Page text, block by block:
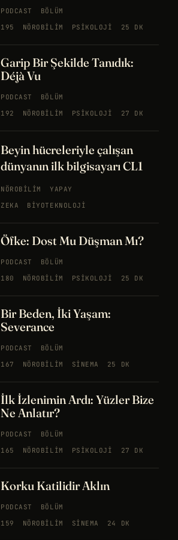
PODCAST
BÖLÜM
195
NÖROBILIM PSIKOLOJI 25 DK
Garip Bir Şekilde Tanıdık:
Déjà Vu
PODCAST
BÖLÜM
192
NÖROBILIM PSIKOLOJI 27 DK
Beyin hücreleriyle çalışan
dünyanın ilk bilgisayarı CL1
NÖROBILIM
YAPAY
ZEKA
BIYOTEKNOLOJI
Öfke: Dost Mu Düşman Mı?
PODCAST
BÖLÜM
180
NÖROBILIM PSIKOLOJI 25 DK
Bir Beden, İki Yaşam:
Severance
PODCAST
BÖLÜM
167
NÖROBILIM SINEMA 25 DK
İlk İzlenimin Ardı: Yüzler Bize
Ne Anlatır?
PODCAST
BÖLÜM
165
NÖROBILIM PSIKOLOJI 27 DK
Korku Katilidir Aklın
PODCAST
BÖLÜM
159
NÖROBILIM SINEMA 24 DK